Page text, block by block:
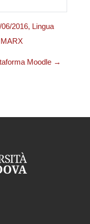
2016, Lingua
Moodle →